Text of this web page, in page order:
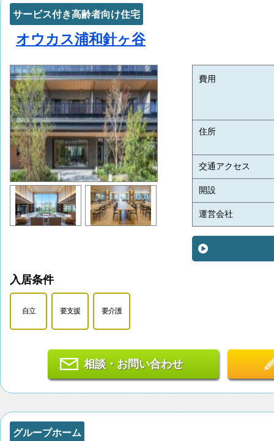
サービス付き高齢者向け住宅
オウカス浦和針ヶ谷
費用
住所
交通アクセス
開設
運営会社
入居条件
自立 要支援 要介護
相談・お問い合わせ
グループホーム